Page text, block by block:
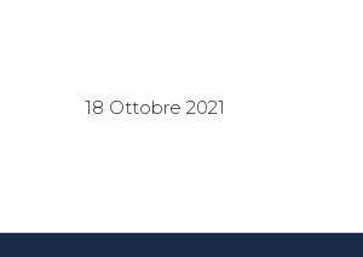
18 Ottobre 2021